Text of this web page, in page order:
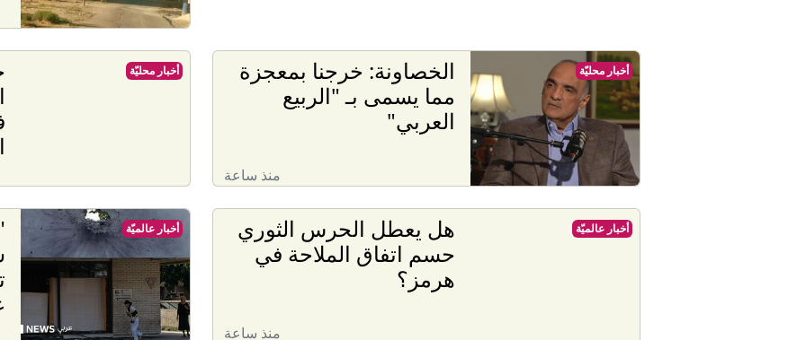
الخصاونة: خرجنا بمعجزة
مما يسمى بـ "الربيع
العربي"
منذ ساعة
أخبار محليّة أخبار محليّة
هل يعطل الحرس الثوري
حسم اتفاق الملاحة في
هرمز؟
منذ ساعة
أخبار عالميّة أخبار عالميّة